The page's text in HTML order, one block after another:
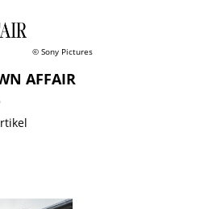
© Sony Pictures
AFFAIR